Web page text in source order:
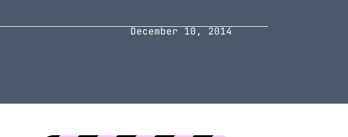
December 10, 2014